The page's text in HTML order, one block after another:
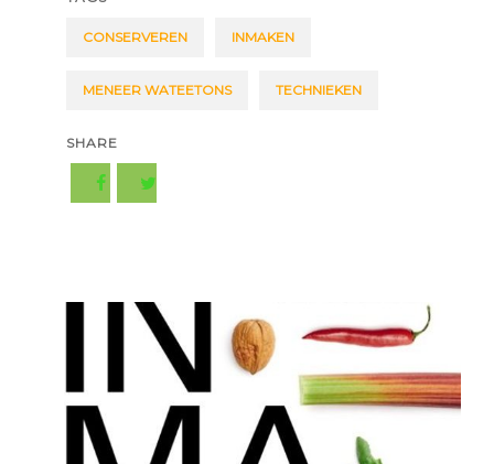
CONSERVEREN INMAKEN
MENEER WATEETONS TECHNIEKEN
SHARE